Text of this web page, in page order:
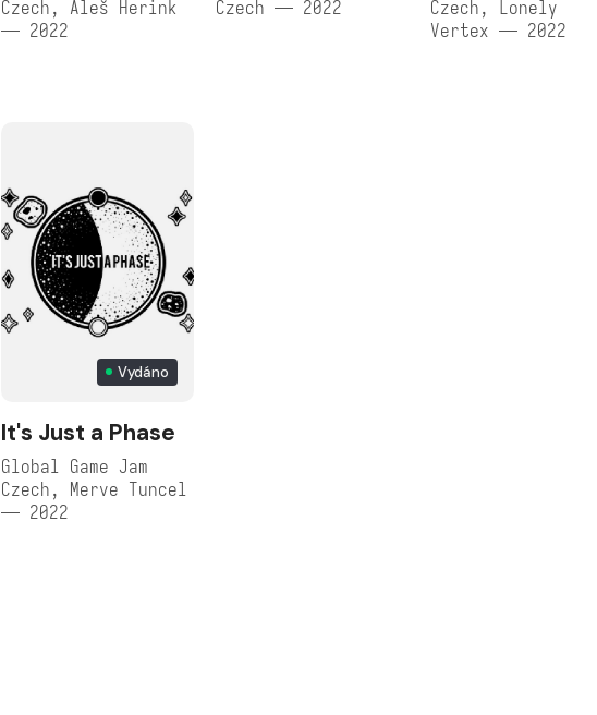
Czech, Aleš Herink
— 2022
Czech — 2022
Czech, Lonely
Vertex — 2022
Vydáno
It's Just a Phase
Global Game Jam
Czech, Merve Tuncel
— 2022